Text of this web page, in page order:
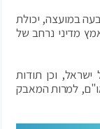
במועצה, יכולת
מדיני נרחב של
וכן תודות
למרות המאבק